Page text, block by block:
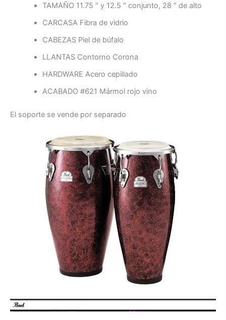
TAMAÑO 11.75 ″ y 12.5 ″ conjunto, 28 ″ de alto
CARCASA Fibra de vidrio
CABEZAS Piel de búfalo
LLANTAS Contorno Corona
HARDWARE Acero cepillado
ACABADO #621 Mármol rojo vino
El soporte se vende por separado